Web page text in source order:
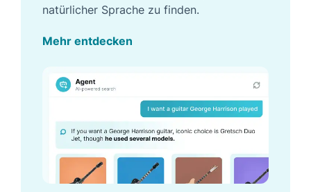
natürlicher Sprache zu finden.
Mehr entdecken